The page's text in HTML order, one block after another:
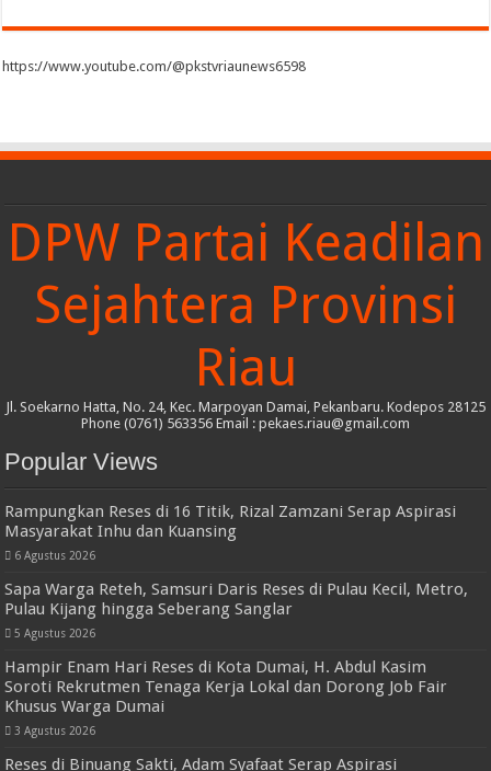
https://www.youtube.com/@pkstvriaunews6598
DPW Partai Keadilan
Sejahtera Provinsi
Riau
Jl. Soekarno Hatta, No. 24, Kec. Marpoyan Damai, Pekanbaru. Kodepos 28125
Phone (0761) 563356 Email : pekaes.riau@gmail.com
Popular Views
Rampungkan Reses di 16 Titik, Rizal Zamzani Serap Aspirasi
Masyarakat Inhu dan Kuansing
6 Agustus 2026
Sapa Warga Reteh, Samsuri Daris Reses di Pulau Kecil, Metro,
Pulau Kijang hingga Seberang Sanglar
5 Agustus 2026
Hampir Enam Hari Reses di Kota Dumai, H. Abdul Kasim
Soroti Rekrutmen Tenaga Kerja Lokal dan Dorong Job Fair
Khusus Warga Dumai
3 Agustus 2026
Reses di Binuang Sakti, Adam Syafaat Serap Aspirasi